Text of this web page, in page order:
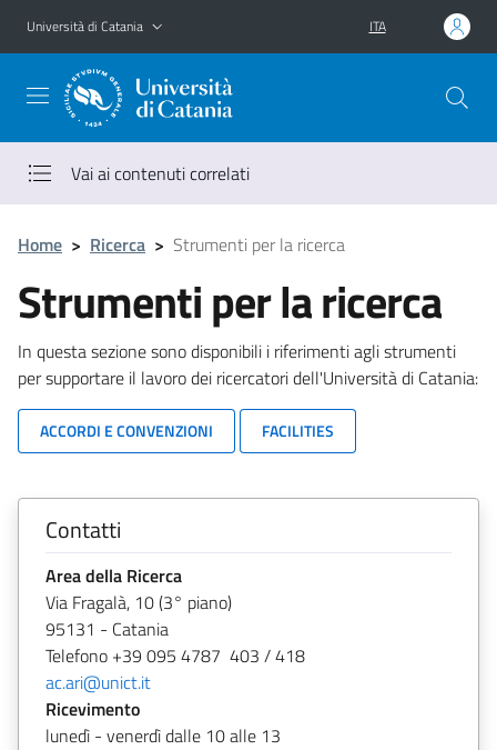
Vai al contenuto principale
Vai al menu di navigazione
Università di Catania ITA
Vai ai contenuti correlati
Home > Ricerca > Strumenti per la ricerca
Strumenti per la ricerca
In questa sezione sono disponibili i riferimenti agli strumenti
per supportare il lavoro dei ricercatori dell'Università di Catania:
ACCORDI E CONVENZIONI FACILITIES
Contatti
Area della Ricerca
Via Fragalà, 10 (3° piano)
95131 - Catania
Telefono +39 095 4787 403 / 418
ac.ari@unict.it
Ricevimento
lunedì - venerdì dalle 10 alle 13